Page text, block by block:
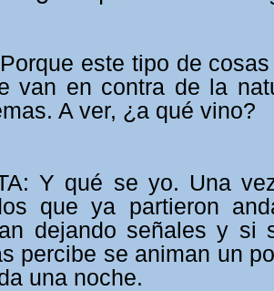
este tipo de
van en contra de la
A ver, ¿a qué vino?
Y qué se yo. Una
que ya partieron
dejando señales y si
percibe se animan un
una noche.